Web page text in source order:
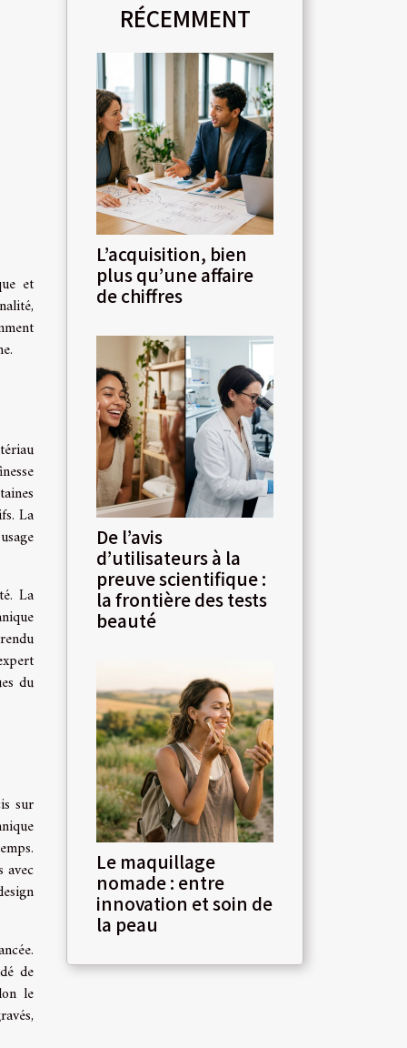
et
La
La
du
sur
avec
de
le
RÉCEMMENT
L’acquisition, bien
plus qu’une affaire
de chiffres
De l’avis
d’utilisateurs à la
preuve scientifique :
la frontière des tests
beauté
Le maquillage
nomade : entre
innovation et soin de
la peau